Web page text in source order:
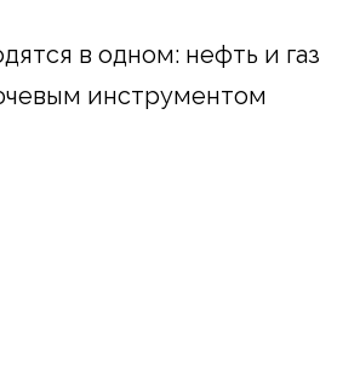
в одном: нефть и газ
инструментом